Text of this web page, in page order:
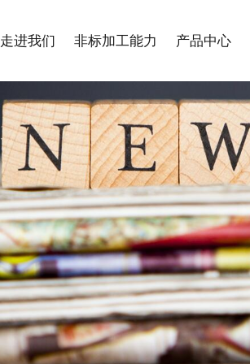
走进我们 非标加工能力 产品中心